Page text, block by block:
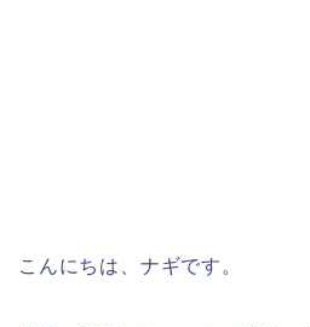
こんにちは、ナギです。